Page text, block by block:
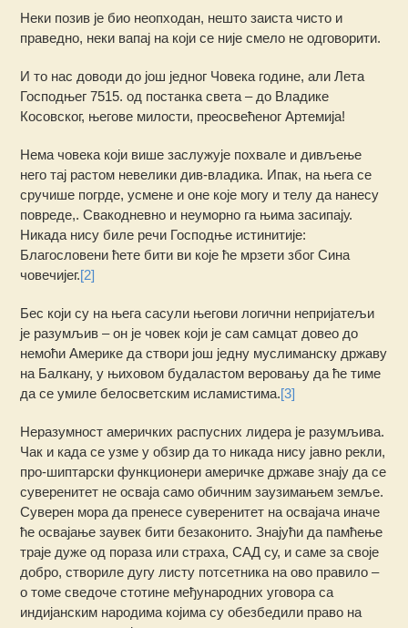
Неки позив је био неопходан, нешто заиста чисто и
праведно, неки вапај на који се није смело не одговорити.
И то нас доводи до још једног Човека године, али Лета
Господњег 7515. од постанка света – до Владике
Косовског, његове милости, преосвећеног Артемија!
Нема човека који више заслужује похвале и дивљење
него тај растом невелики див-владика. Ипак, на њега се
сручише погрде, усмене и оне које могу и телу да нанесу
повреде,. Свакодневно и неуморно га њима засипају.
Никада нису биле речи Господње истинитије:
Благословени ћете бити ви које ће мрзети због Сина
човечијег.[2]
Бес који су на њега сасули његови логични непријатељи
је разумљив – он је човек који је сам самцат довео до
немоћи Америке да створи још једну муслиманску државу
на Балкану, у њиховом будаластом веровању да ће тиме
да се умиле белосветским исламистима.[3]
Неразумност америчких распусних лидера је разумљива.
Чак и када се узме у обзир да то никада нису јавно рекли,
про-шиптарски функционери америчке државе знају да се
суверенитет не осваја само обичним заузимањем земље.
Суверен мора да пренесе суверенитет на освајача иначе
ће освајање заувек бити безаконито. Знајући да памћење
траје дуже од пораза или страха, САД су, и саме за своје
добро, створиле дугу листу потсетника на ово правило –
о томе сведоче стотине међународних уговора са
индијанским народима којима су обезбедили право на